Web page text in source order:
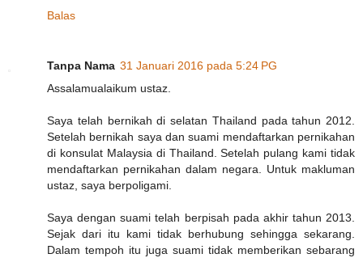
Balas
Tanpa Nama 31 Januari 2016 pada 5:24 PG
Assalamualaikum ustaz.
Saya telah bernikah di selatan Thailand pada tahun 2012.
Setelah bernikah saya dan suami mendaftarkan pernikahan
di konsulat Malaysia di Thailand. Setelah pulang kami tidak
mendaftarkan pernikahan dalam negara. Untuk makluman
ustaz, saya berpoligami.
Saya dengan suami telah berpisah pada akhir tahun 2013.
Sejak dari itu kami tidak berhubung sehingga sekarang.
Dalam tempoh itu juga suami tidak memberikan sebarang